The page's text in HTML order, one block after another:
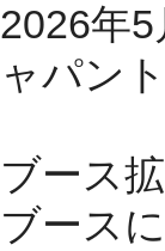
2026年5
ャパン
ブース
ブース